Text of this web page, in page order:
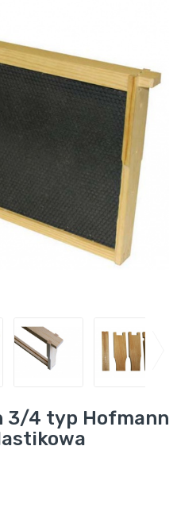
3/4 typ Hofmann